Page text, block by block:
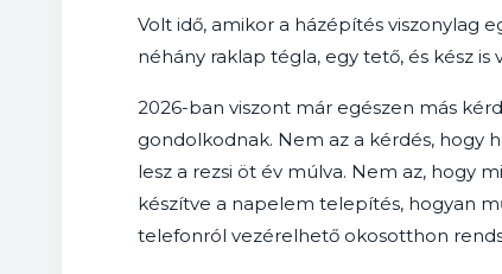
Volt idő, amikor a házépítés viszonylag
néhány raklap tégla, egy tető, és kész
2026-ban viszont már egészen más
gondolkodnak. Nem az a kérdés, hogy
lesz a rezsi öt év múlva. Nem az, hogy
készítve a napelem telepítés, hogyan
telefonról vezérelhető okosotthon